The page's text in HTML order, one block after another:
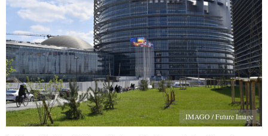
IMAGO / Future Image